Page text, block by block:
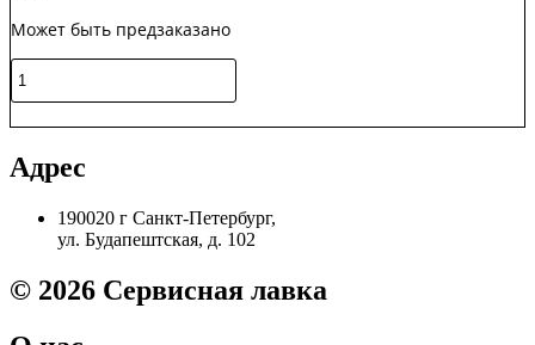
4200
Может быть предзаказано
Количество
товара
/
2HS24250
Подшипник
вала
переноса
FS-
1028/1100/1300/1128
Адрес
190020 г Санкт-Петербург,
ул. Будапештская, д. 102
© 2026 Сервисная лавка